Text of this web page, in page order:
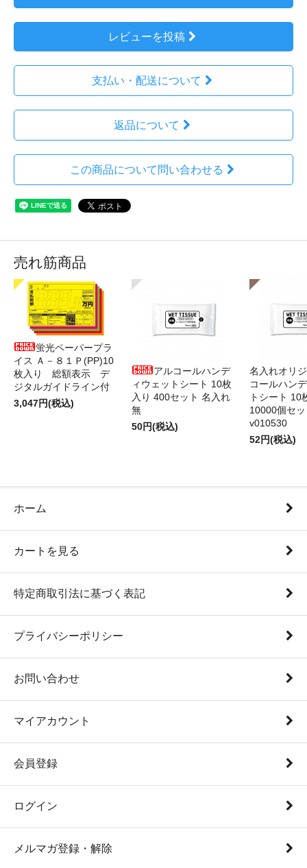
レビューを投稿
支払い・配送について
返品について
この商品について問い合わせる
売れ筋商品
蛍光ペーパープラ
イス Ａ－８１Ｐ(PP)10
枚入り 総額表示 デ
ジタルガイドライン付
3,047円(税込)
アルコールハンデ
ィウェットシート 10枚
入り 400セット 名入れ
無
50円(税込)
名入れオリ
コールハン
トシート 10
10000個セ
v010530
52円(税込)
ホーム
カートを見る
特定商取引法に基づく表記
プライバシーポリシー
お問い合わせ
マイアカウント
会員登録
ログイン
メルマガ登録・解除